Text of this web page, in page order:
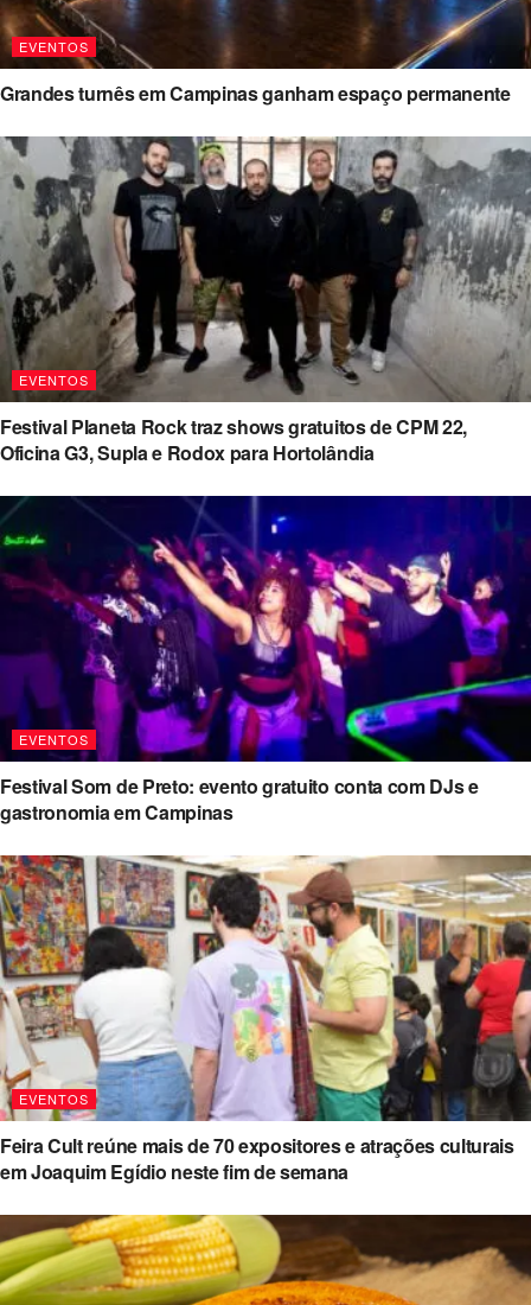
EVENTOS
Grandes turnês em Campinas ganham espaço permanente
EVENTOS
Festival Planeta Rock traz shows gratuitos de CPM 22,
Oficina G3, Supla e Rodox para Hortolândia
EVENTOS
Festival Som de Preto: evento gratuito conta com DJs e
gastronomia em Campinas
EVENTOS
Feira Cult reúne mais de 70 expositores e atrações culturais
em Joaquim Egídio neste fim de semana